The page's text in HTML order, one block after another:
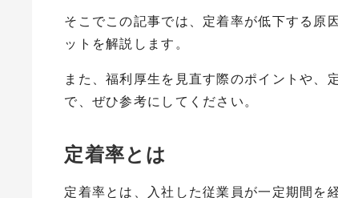
そこでこの記事では、定着率が低下する原
ットを解説します。
また、福利厚生を見直す際のポイントや、
で、ぜひ参考にしてください。
定着率とは
定着率とは、入社した従業員が一定期間を